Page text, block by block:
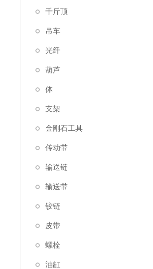
千斤顶
吊车
光纤
葫芦
体
支架
金刚石工具
传动带
输送链
输送带
铰链
皮带
螺栓
油缸